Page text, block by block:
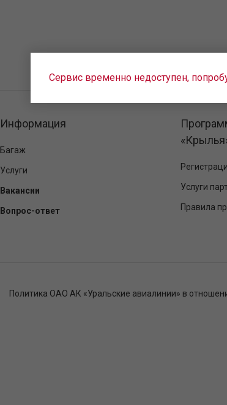
Сервис временно недоступен,
Информация
Багаж
Услуги
Вакансии
Вопрос-ответ
Услуги
Правила
Политика ОАО АК «Уральские авиалинии» в